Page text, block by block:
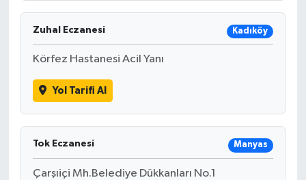
Zuhal Eczanesi Kadıköy
Körfez Hastanesi Acil Yanı
Yol Tarifi Al
Tok Eczanesi Manyas
Çarşıiçi Mh.Belediye Dükkanları No.1